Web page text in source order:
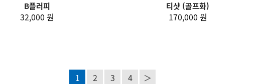
B플러피
32,000 원
티샷 (골프화)
170,000 원
1 2 3 4 ＞